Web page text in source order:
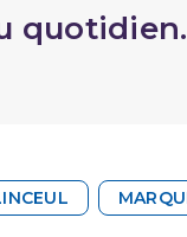
quotidien.